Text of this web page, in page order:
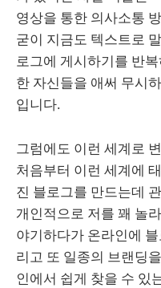
영상을 통한 의사소통
굳이 지금도 텍스트로
로그에 게시하기를 반
한 자신들을 애써 무시
입니다.
그럼에도 이런 세계로
처음부터 이런 세계에
진 블로그를 만드는데
개인적으로 저를 꽤 놀
야기하다가 온라인에
리고 또 일종의 브랜딩
인에서 쉽게 찾을 수 있